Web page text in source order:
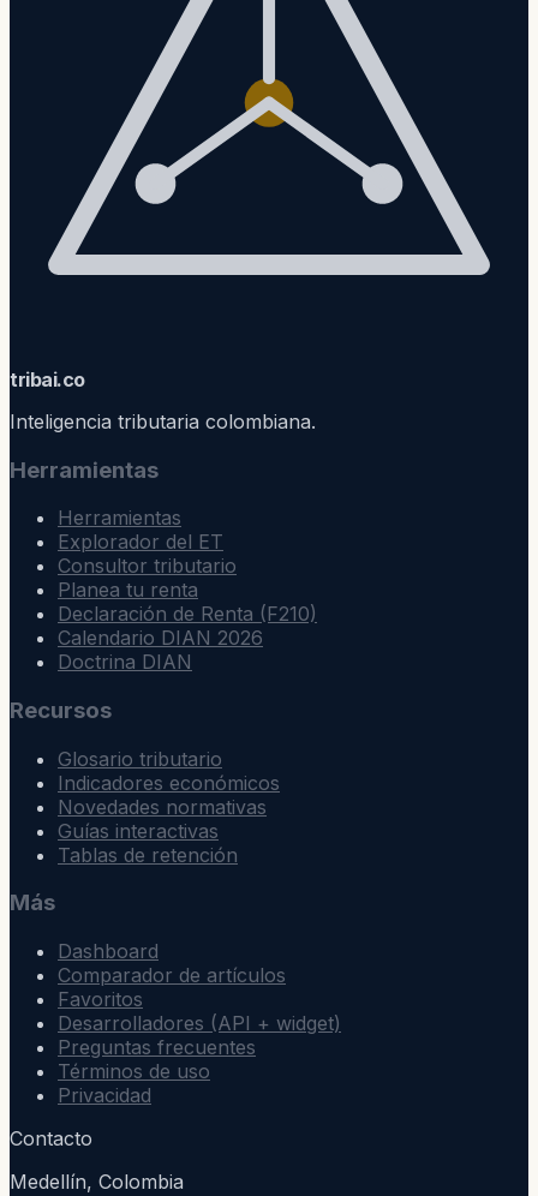
tribai.co
Inteligencia tributaria colombiana.
Herramientas
Herramientas
Explorador del ET
Consultor tributario
Planea tu renta
Declaración de Renta (F210)
Calendario DIAN 2026
Doctrina DIAN
Recursos
Glosario tributario
Indicadores económicos
Novedades normativas
Guías interactivas
Tablas de retención
Más
Dashboard
Comparador de artículos
Favoritos
Desarrolladores (API + widget)
Preguntas frecuentes
Términos de uso
Privacidad
Contacto
Medellín, Colombia